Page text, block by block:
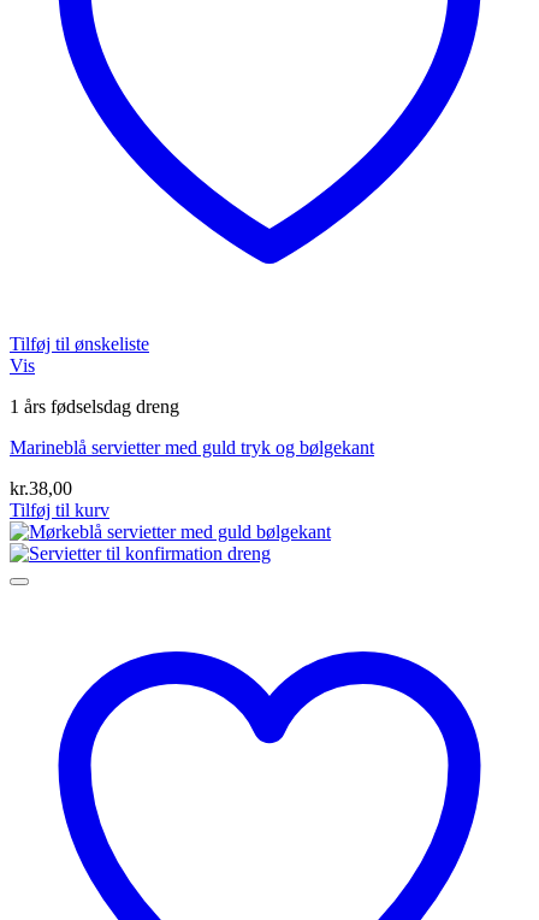
Tilføj til ønskeliste
Vis
1 års fødselsdag dreng
Marineblå servietter med guld tryk og bølgekant
kr.38,00
Tilføj til kurv